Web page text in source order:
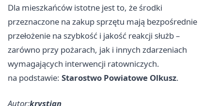
Dla mieszkańców istotne jest to, że środki
przeznaczone na zakup sprzętu mają bezpośrednie
przełożenie na szybkość i jakość reakcji służb –
zarówno przy pożarach, jak i innych zdarzeniach
wymagających interwencji ratowniczych.
na podstawie: Starostwo Powiatowe Olkusz.
Autor:krystian